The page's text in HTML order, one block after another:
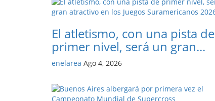
El atletismo, con una pista de
primer nivel, será un gran...
enelarea Ago 4, 2026